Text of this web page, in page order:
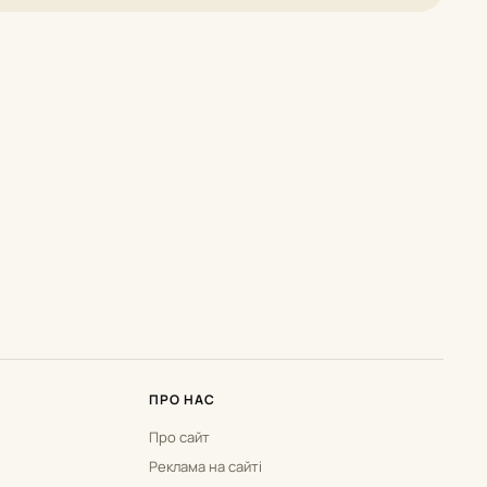
ПРО НАС
Про сайт
Реклама на сайті